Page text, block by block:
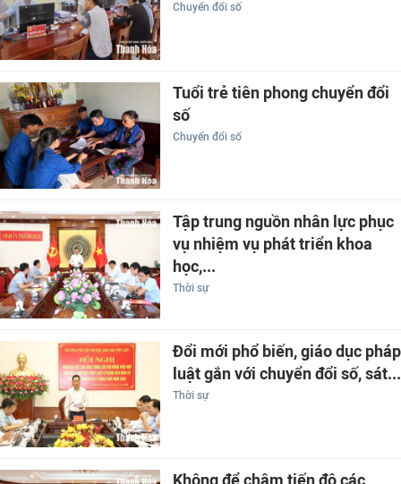
Chuyển đổi số
Tuổi trẻ tiên phong chuyển đổi
số
Chuyển đổi số
Tập trung nguồn nhân lực phục
vụ nhiệm vụ phát triển khoa
học,...
Thời sự
Đổi mới phổ biến, giáo dục pháp
luật gắn với chuyển đổi số, sát...
Thời sự